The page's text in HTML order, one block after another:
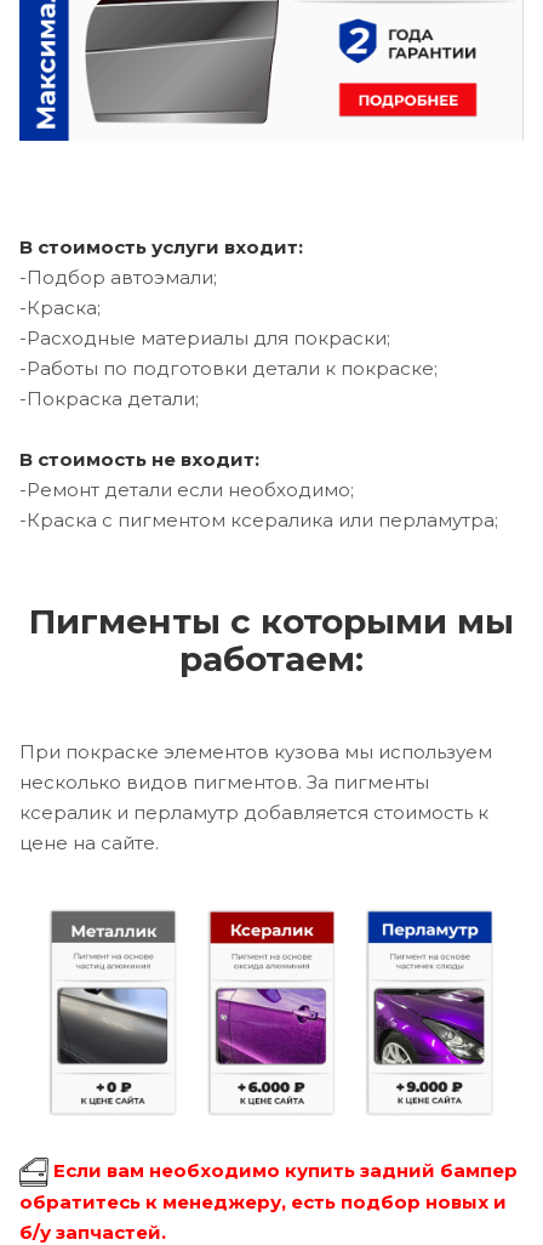
В стоимость услуги входит:
-Подбор автоэмали;
-Краска;
-Расходные материалы для покраски;
-Работы по подготовки детали к покраске;
-Покраска детали;
В стоимость не входит:
-Ремонт детали если необходимо;
-Краска с пигментом ксералика или перламутра;
Пигменты с которыми мы
работаем:
При покраске элементов кузова мы используем
несколько видов пигментов. За пигменты
ксералик и перламутр добавляется стоимость к
цене на сайте.
Если вам необходимо купить задний бампер
обратитесь к менеджеру, есть подбор новых и
б/у запчастей.